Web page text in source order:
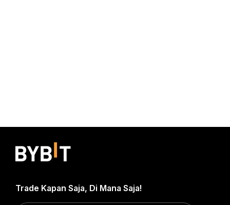
Trade Kapan Saja, Di Mana Saja!